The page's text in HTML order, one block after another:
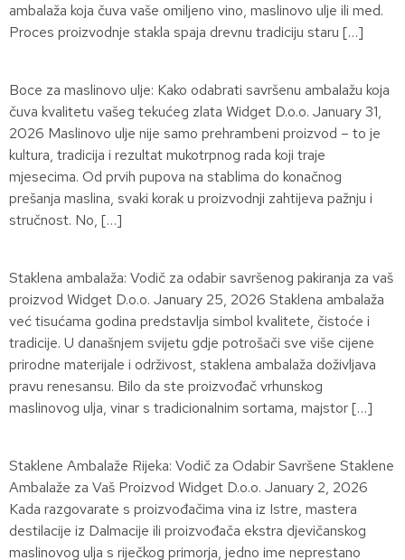
ambalaža koja čuva vaše omiljeno vino, maslinovo ulje ili med.
Proces proizvodnje stakla spaja drevnu tradiciju staru […]
Boce za maslinovo ulje: Kako odabrati savršenu ambalažu koja
čuva kvalitetu vašeg tekućeg zlata Widget D.o.o. January 31,
2026 Maslinovo ulje nije samo prehrambeni proizvod – to je
kultura, tradicija i rezultat mukotrpnog rada koji traje
mjesecima. Od prvih pupova na stablima do konačnog
prešanja maslina, svaki korak u proizvodnji zahtijeva pažnju i
stručnost. No, […]
Staklena ambalaža: Vodič za odabir savršenog pakiranja za vaš
proizvod Widget D.o.o. January 25, 2026 Staklena ambalaža
već tisućama godina predstavlja simbol kvalitete, čistoće i
tradicije. U današnjem svijetu gdje potrošači sve više cijene
prirodne materijale i održivost, staklena ambalaža doživljava
pravu renesansu. Bilo da ste proizvođač vrhunskog
maslinovog ulja, vinar s tradicionalnim sortama, majstor […]
Staklene Ambalaže Rijeka: Vodič za Odabir Savršene Staklene
Ambalaže za Vaš Proizvod Widget D.o.o. January 2, 2026
Kada razgovarate s proizvođačima vina iz Istre, mastera
destilacije iz Dalmacije ili proizvođača ekstra djevičanskog
maslinovog ulja s riječkog primorja, jedno ime neprestano